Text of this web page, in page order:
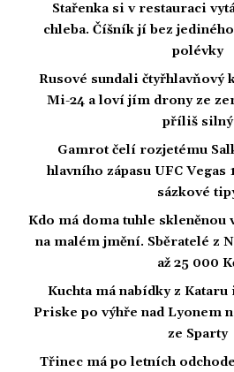
Stařenka si v restauraci
chleba. Číšník jí bez
polévky
Rusové sundali
Mi-24 a loví jím drony ze
příliš silný
Gamrot čelí rozjetému
hlavního zápasu UFC Vegas
sázkové
Kdo má doma tuhle skleněnou
na malém jmění. Sběratelé z
až 25 000
Kuchta má nabídky z
Priske po výhře nad Lyonem
ze Sparty
Třinec má po letních